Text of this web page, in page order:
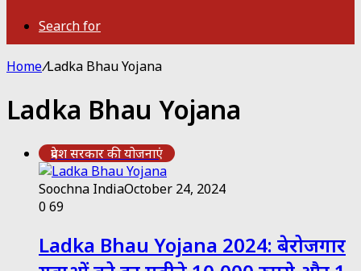
Search for
Home/Ladka Bhau Yojana
Ladka Bhau Yojana
प्रदेश सरकार की योजनाएं
Soochna IndiaOctober 24, 2024
069
Ladka Bhau Yojana 2024: बेरोजगार